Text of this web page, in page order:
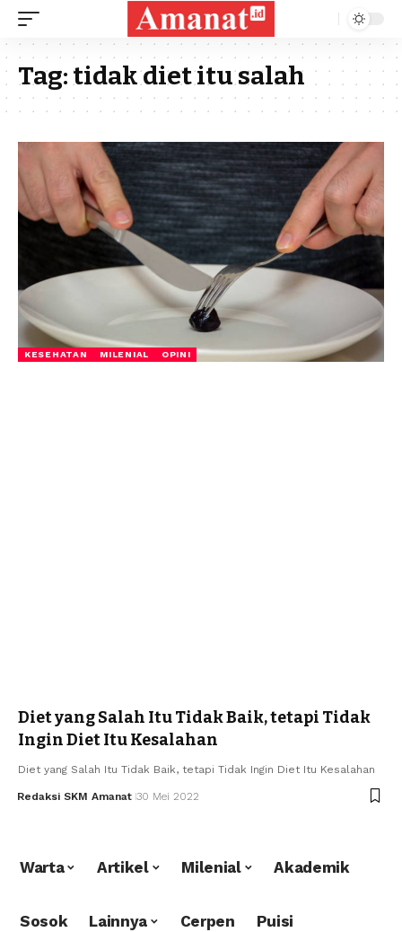
Tag:tidak diet itu salah
KESEHATAN MILENIAL OPINI
Diet yang Salah Itu Tidak Baik, tetapi Tidak
Ingin Diet Itu Kesalahan
Diet yang Salah Itu Tidak Baik, tetapi Tidak Ingin Diet Itu Kesalahan
Redaksi SKM Amanat 30 Mei 2022
Warta Artikel Milenial Akademik
Sosok Lainnya Cerpen Puisi